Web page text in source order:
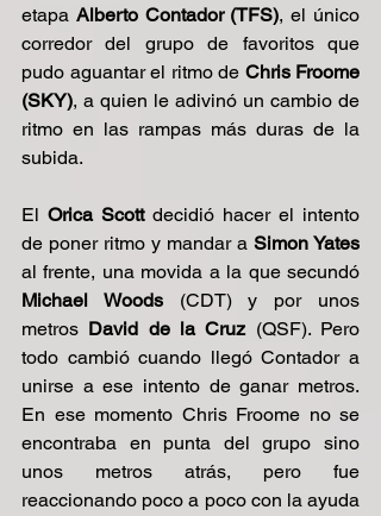
etapa Alberto Contador (TFS), el único
corredor del grupo de favoritos que
pudo aguantar el ritmo de Chris Froome
(SKY), a quien le adivinó un cambio de
ritmo en las rampas más duras de la
subida.
El Orica Scott decidió hacer el intento
de poner ritmo y mandar a Simon Yates
Michael Woods (CDT) y por unos
metros David de la Cruz (QSF). Pero
todo cambió cuando llegó Contador a
unirse a ese intento de ganar metros.
En ese momento Chris Froome no se
encontraba en punta del grupo sino
unos metros atrás, pero fue
reaccionando poco a poco con la ayuda